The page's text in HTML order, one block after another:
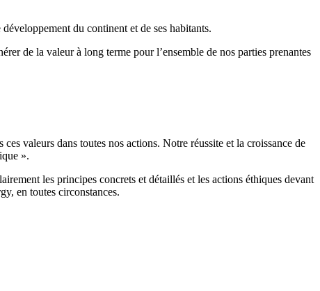
du continent et de ses habitants.
de la valeur à long terme pour l’ensemble de nos parties prenantes
valeurs dans toutes nos actions. Notre réussite et la croissance de
».
les principes concrets et détaillés et les actions éthiques devant
en toutes circonstances.